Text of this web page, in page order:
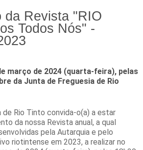
da Revista "RIO
Todos Nós" -
março de 2024 (quarta-feira), pelas
da Junta de Freguesia de Rio
de Rio Tinto convida-o(a) a estar
da nossa Revista anual, a qual
pela Autarquia e pelo
riotintense em 2023, a realizar no